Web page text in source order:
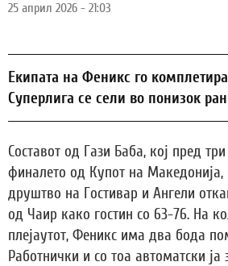
25 април 2026 - 21:03
Екипата на Феникс го
Суперлига се сели во понизок
Составот од Гази Баба, кој пред
финалето од Купот на
друштво на Гостивар и Ангели
од Чаир како гостин со 63-76. На
плејаутот, Феникс има два бода
Работнички и со тоа автоматски ја